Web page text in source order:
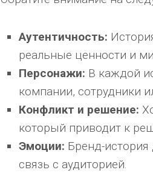
Аутентичность:
реальные ценности и
Персонажи: В каждой
компании, сотрудники
Конфликт и решение:
который приводит к
Эмоции: Бренд-
связь с аудиторией.